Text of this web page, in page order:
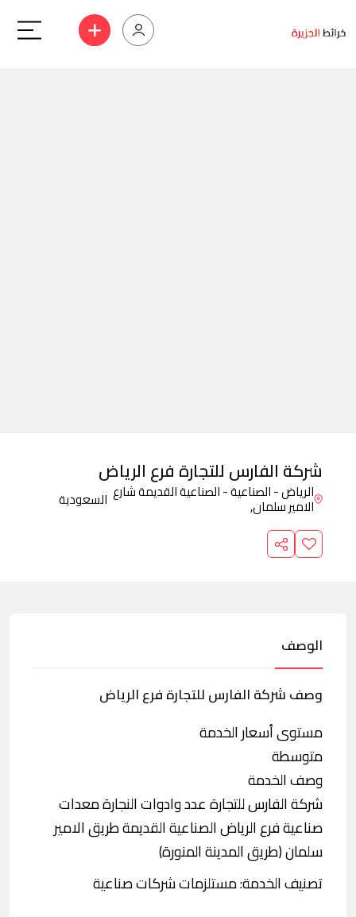
شركة الفارس للتجارة فرع الرياض
الرياض - الصناعية - الصناعية القديمة شارع
الامير سلمان, السعودية
الوصف
وصف شركة الفارس للتجارة فرع الرياض
مستوى أسعار الخدمة
متوسطة
وصف الخدمة
شركة الفارس للتجارة عدد وادوات النجارة معدات
صناعية فرع الرياض الصناعية القديمة طريق الامير
سلمان (طريق المدينة المنورة)
تصنيف الخدمة: مستلزمات شركات صناعية